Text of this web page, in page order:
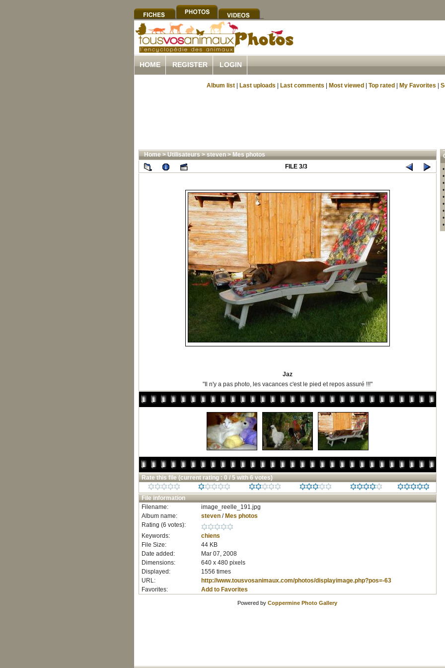
HOME REGISTER LOGIN
Album list Last uploads Last comments Most viewed Top rated My Favorites
Home>Utilisateurs>steven>Mes photos
FILE 3/3
Jaz
"Il n'y a pas photo, les vacances c'est le pied et repos assuré !!!"
Rate this file (current rating : 0 / 5 with 6 votes)
File information
Filename:
image_reelle_191.jpg
Album name:
steven/ Mes photos
Rating (6 votes):
Keywords:
chiens
File Size:
44 KB
Date added:
Mar 07, 2008
Dimensions:
640 x 480 pixels
Displayed:
1556 times
URL:
http://www.tousvosanimaux.com/photos/displayimage.php?pos=-63
Favorites:
Add to Favorites
Powered by Coppermine Photo Gallery
•
•
•
•